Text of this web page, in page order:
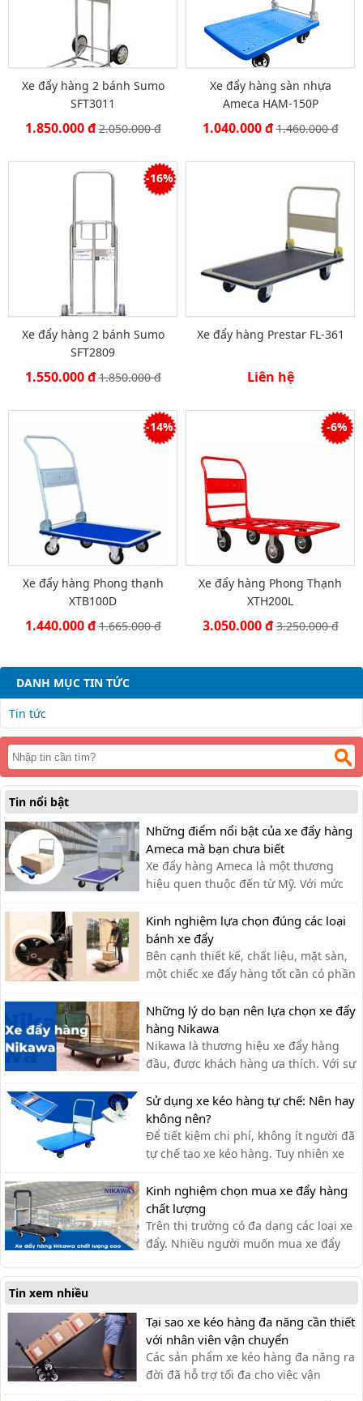
Xe đẩy hàng 2 bánh Sumo
SFT3011
1.850.000 đ2.050.000 đ
Xe đẩy hàng sàn nhựa
Ameca HAM-150P
1.040.000 đ1.460.000 đ
-16%
Xe đẩy hàng 2 bánh Sumo
SFT2809
1.550.000 đ1.850.000 đ
Xe đẩy hàng Prestar FL-361
Liên hệ
-14%
Xe đẩy hàng Phong thạnh
XTB100D
1.440.000 đ1.665.000 đ
-6%
Xe đẩy hàng Phong Thạnh
XTH200L
3.050.000 đ3.250.000 đ
DANH MỤC TIN TỨC
Tin tức
Tin nổi bật
Những điểm nổi bật của xe đẩy hàng
Ameca mà bạn chưa biết
Xe đẩy hàng Ameca là một thương
hiệu quen thuộc đến từ Mỹ. Với mức
giá rẻ, phù hợp cho nhiều ngành
nghề, thương hiệu Ameca dần được
mọi người ưa chuộng sử dụng.
Kinh nghiệm lựa chọn đúng các loại
bánh xe đẩy
Bên cạnh thiết kế, chất liệu, mặt sàn,
một chiếc xe đẩy hàng tốt cần có phần
bánh xe thích hợp. Vậy làm thế nào để
chọn được các loại bánh xe phù hợp?
Những lý do bạn nên lựa chọn xe đẩy
hàng Nikawa
Nikawa là thương hiệu xe đẩy hàng
đầu, được khách hàng ưa thích. Với sự
tiện lợi, bền đẹp, xe đẩy hàng Nikawa
chưa bao giờ khiến khách hàng thất
vọng.
Sử dụng xe kéo hàng tự chế: Nên hay
không nên?
Để tiết kiệm chi phí, không ít người đã
tự chế tạo xe kéo hàng. Tuy nhiên xe
kéo hàng tự chế có ưu nhược điểm gì,
có nên dùng hay không?
Kinh nghiệm chọn mua xe đẩy hàng
chất lượng
Trên thị trường có đa dạng các loại xe
đẩy. Nhiều người muốn mua xe đẩy
hàng nhưng băn khoăn không biết
nên lựa chọn xe đẩy hàng chất lượng
Tin xem nhiều
Tại sao xe kéo hàng đa năng cần thiết
với nhân viên vận chuyển
Các sản phẩm xe kéo hàng đa năng ra
đời đã hỗ trợ tối đa cho việc vận
chuyển thủ công của nhân viên vận